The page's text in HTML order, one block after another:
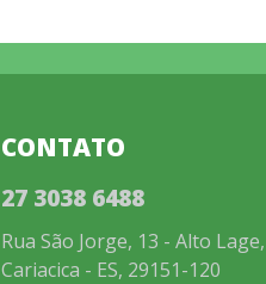
CONTATO
27 3038 6488
Rua São Jorge, 13 - Alto Lage,
Cariacica - ES, 29151-120